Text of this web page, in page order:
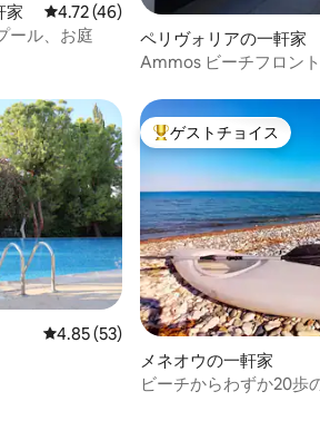
評価
家 レビュー46件、5つ星中4.72つ星の
4.72 (46)
ール、お庭
ペリヴォリアの一軒家
Ammos ビーチフロン
価
レビュー53件、5つ星中4.85つ星の
4.85 (53)
大好評のゲストチョイ
ゲストチョイス
メネオウの一軒家
ビーチからわずか20歩